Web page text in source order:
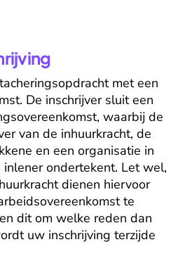
met een
De inschrijver sluit een
waarbij de
van de inhuurkracht, de
en een organisatie in
ondertekent. Let wel,
dienen hiervoor
te
dit om welke reden dan
uw inschrijving terzijde